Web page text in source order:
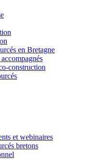
en Bretagne
construction
et webinaires
bretons